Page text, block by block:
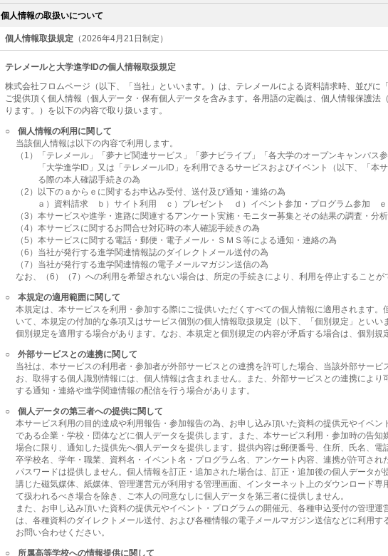
個人情報の取扱いについて
個人情報取扱規定 （2026年4月21日制定）
テレメールと大学進学IDの個人情報取扱規定
株式会社フロムページ（以下、「当社」といいます。）は、テレメールによる資料請求時、並びに
ご提供頂く個人情報（個人データ・保有個人データを含みます。各用語の定義は、個人情報保護法
ります。）を以下の内容で取り扱います。
○
個人情報の利用に関して
当該個人情報は以下の内容で利用します。
（1）「テレメール」「夢ナビ関連サービス」「夢ナビライブ」「各大学のオープンキャンパス
「大学進学ID」又は「テレメールID」を利用できるサービスおよびイベント（以下、「本
る際の本人確認手続きの為
（2）以下のａからｅに関するお申込み受付、送付及び通知・連絡の為
ａ）資料請求 ｂ）サイト利用 ｃ）プレゼント ｄ）イベント参加・プログラム参加 ｅ
（3）本サービスや進学・進路に関連するアンケート実施・モニター募集とその結果の調査・分
（4）本サービスに関するお問合せ対応時の本人確認手続きの為
（5）本サービスに関する電話・郵便・電子メール・ＳＭＳ等による通知・連絡の為
（6）当社が発行する進学関連情報誌のダイレクトメール送付の為
（7）当社が発行する進学関連情報の電子メールマガジン送信の為
なお、（6）（7）への利用を希望されない場合は、所定の手続きにより、利用を停止することが
○
本規定の適用範囲に関して
本規定は、本サービスを利用・参加する際にご提供いただくすべての個人情報に適用されます
いて、本規定の付加的な条項又はサービス個別の個人情報取扱規定（以下、「個別規定」といい
個別規定を適用する場合があります。なお、本規定と個別規定の内容が矛盾する場合は、個別規
○
外部サービスとの連携に関して
当社は、本サービスの利用者・参加者が外部サービスとの連携を許可した場合、当該外部サー
お、取得する個人識別情報には、個人情報は含まれません。また、外部サービスとの連携によ
する通知・連絡や進学関連情報の配信を行う場合があります。
○
個人データの第三者への提供に関して
本サービス利用の目的達成や利用報告・参加報告の為、お申し込み頂いた資料の提供元やイベ
である企業・学校・団体などに個人データを提供します。また、本サービス利用・参加時の告
場合に限り、通知した提供先へ個人データを提供します。提供内容は郵便番号、住所、氏名、
卒学校名、学年・職業、資料名・イベント名・プログラム名、アンケート内容、連携が許可され
パスワードは提供しません。個人情報を訂正・追加された場合は、訂正・追加後の個人データ
講じた磁気媒体、紙媒体、管理運営元が利用する管理画面、インターネット上のダウンロード
て扱われるべき場合を除き、ご本人の同意なしに個人データを第三者に提供しません。
また、お申し込み頂いた資料の提供元やイベント・プログラムの開催元、各種申込受付の管理
は、各種資料のダイレクトメール送付、および各種情報の電子メールマガジン送信などに利用
お問い合わせください。
○
所属高等学校への情報提供に関して